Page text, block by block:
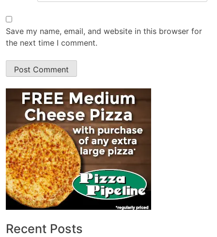
Save my name, email, and website in this browser for
the next time I comment.
Recent Posts